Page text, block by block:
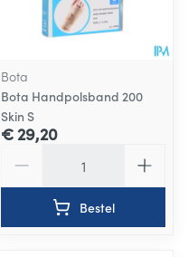
Bota
Bota Handpolsband 200
Skin S
€ 29,20
Bestel